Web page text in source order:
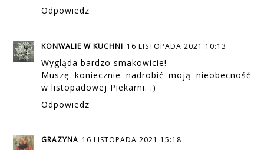
Odpowiedz
KONWALIE W KUCHNI 16 LISTOPADA 2021 10:13
Wygląda bardzo smakowicie!
Muszę koniecznie nadrobić moją nieobecność
w listopadowej Piekarni. :)
Odpowiedz
GRAZYNA 16 LISTOPADA 2021 15:18